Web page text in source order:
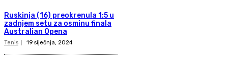
Ruskinja (16) preokrenula 1:5 u
zadnjem setu za osminu finala
Australian Opena
Tenis 19 siječnja, 2024